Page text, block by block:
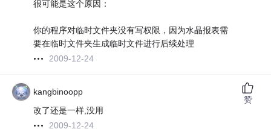
很可能是这个原因：
你的程序对临时文件夹没有写权限，因为水晶报表需
要在临时文件夹生成临时文件进行后续处理
2009-12-24
kangbinoopp
改了还是一样,没用
2009-12-24
赞